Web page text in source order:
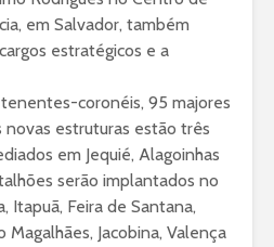
em Salvador, também
estratégicos e a
coronéis, 95 majores
novas estruturas estão três
em Jequié, Alagoinhas
serão implantados no
Itapuã, Feira de Santana,
Magalhães, Jacobina, Valença